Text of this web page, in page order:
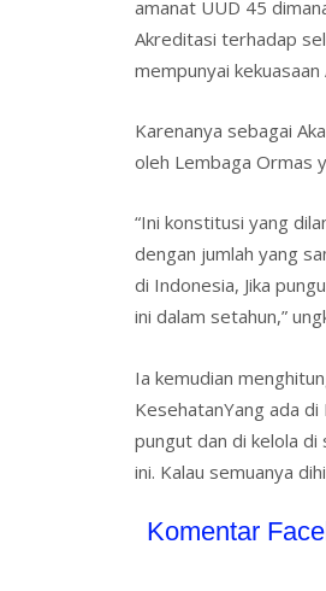
amanat UUD 45
Akreditasi terhadap
mempunyai
Karenanya sebagai
oleh Lembaga Ormas
“Ini konstitusi yang
dengan jumlah yang
di Indonesia, Jika
ini dalam setahun,”
Ia kemudian
KesehatanYang ada
pungut dan di kelola di
ini. Kalau semuanya
Komentar